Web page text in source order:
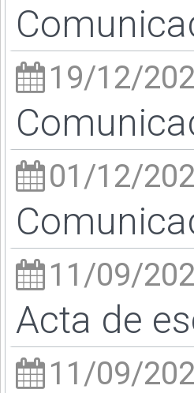
19/12/
01/12/
11/09/
Acta de
11/09/